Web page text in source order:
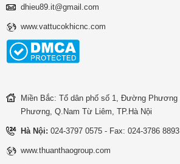
dhieu89.it@gmail.com
www.vattucokhicnc.com
Miền Bắc: Tổ dân phố số 1, Đường Phương
Phương, Q.Nam Từ Liêm, TP.Hà Nội
Hà Nội: 024-3797 0575 - Fax: 024-3786 8893
www.thuanthaogroup.com